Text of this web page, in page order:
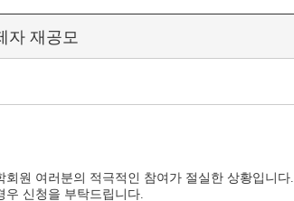
자 재공모
원 여러분의 적극적인 참여가 절실한 상황입니다.
우 신청을 부탁드립니다.